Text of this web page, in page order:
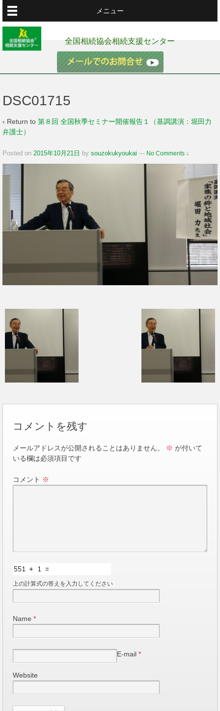
メニュー
全国相続協会相続支援センター
DSC01715
‹ Return to 第８回 全国秋季セミナー開催報告１（基調講演：堀田力
弁護士）
Posted on 2015年10月21日 by souzokukyoukai — No Comments ↓
コメントを残す
メールアドレスが公開されることはありません。 ※ が付いて
いる欄は必須項目です
コメント ※
上の計算式の答えを入力してください
Name *
E-mail *
Website